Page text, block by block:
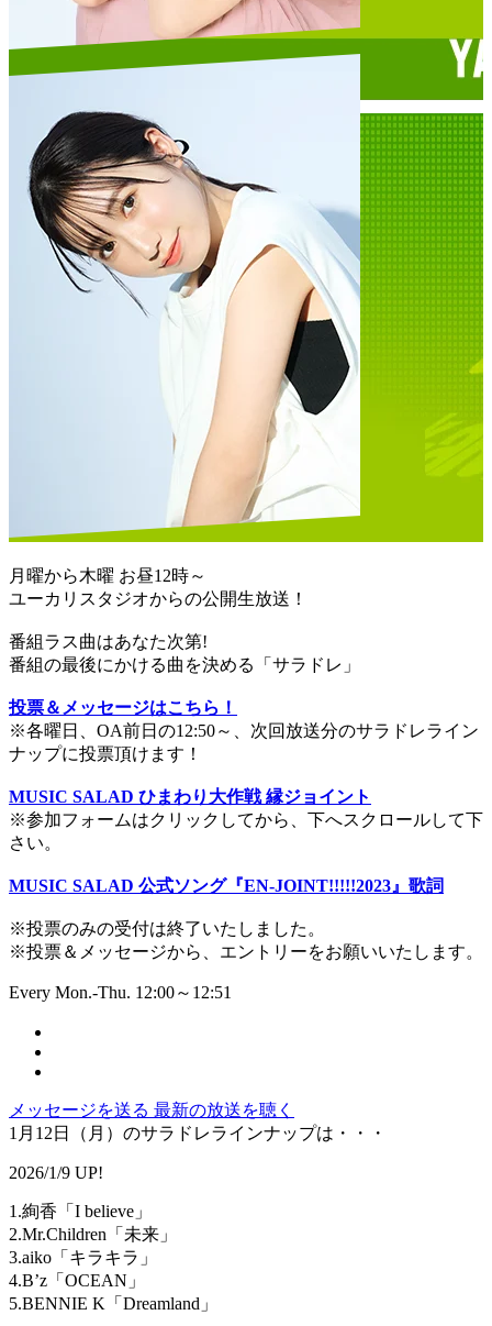
月曜から木曜 お昼12時～
ユーカリスタジオからの公開生放送！
番組ラス曲はあなた次第!
番組の最後にかける曲を決める「サラドレ」
投票＆メッセージはこちら！
※各曜日、OA前日の12:50～、次回放送分のサラドレライン
ナップに投票頂けます！
MUSIC SALAD ひまわり大作戦 縁ジョイント
※参加フォームはクリックしてから、下へスクロールして下
さい。
MUSIC SALAD 公式ソング『EN-JOINT!!!!!2023』歌詞
※投票のみの受付は終了いたしました。
※投票＆メッセージから、エントリーをお願いいたします。
Every Mon.-Thu. 12:00～12:51
メッセージを送る 最新の放送を聴く
1月12日（月）のサラドレラインナップは・・・
2026/1/9 UP!
1.絢香「I believe」
2.Mr.Children「未来」
3.aiko「キラキラ」
4.B’z「OCEAN」
5.BENNIE K「Dreamland」